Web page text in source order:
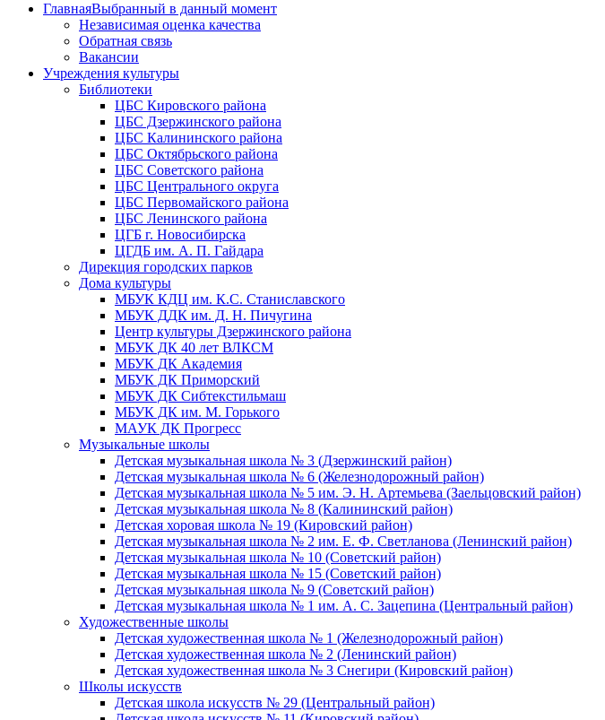
ГлавнаяВыбранный в данный момент
Независимая оценка качества
Обратная связь
Вакансии
Учреждения культуры
Библиотеки
ЦБС Кировского района
ЦБС Дзержинского района
ЦБС Калининского района
ЦБС Октябрьского района
ЦБС Советского района
ЦБС Центрального округа
ЦБС Первомайского района
ЦБС Ленинского района
ЦГБ г. Новосибирска
ЦГДБ им. А. П. Гайдара
Дирекция городских парков
Дома культуры
МБУК КДЦ им. К.С. Станиславского
МБУК ДДК им. Д. Н. Пичугина
Центр культуры Дзержинского района
МБУК ДК 40 лет ВЛКСМ
МБУК ДК Академия
МБУК ДК Приморский
МБУК ДК Сибтекстильмаш
МБУК ДК им. М. Горького
МАУК ДК Прогресс
Музыкальные школы
Детская музыкальная школа № 3 (Дзержинский район)
Детская музыкальная школа № 6 (Железнодорожный район)
Детская музыкальная школа № 5 им. Э. Н. Артемьева (Заельцовский район)
Детская музыкальная школа № 8 (Калининский район)
Детская хоровая школа № 19 (Кировский район)
Детская музыкальная школа № 2 им. Е. Ф. Светланова (Ленинский район)
Детская музыкальная школа № 10 (Советский район)
Детская музыкальная школа № 15 (Советский район)
Детская музыкальная школа № 9 (Советский район)
Детская музыкальная школа № 1 им. А. С. Зацепина (Центральный район)
Художественные школы
Детская художественная школа № 1 (Железнодорожный район)
Детская художественная школа № 2 (Ленинский район)
Детская художественная школа № 3 Снегири (Кировский район)
Школы искусств
Детская школа искусств № 29 (Центральный район)